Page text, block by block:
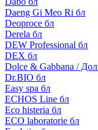
Daeng Gi Meo Ri бл
Deoproce бл
Derela бл
DEW Professional бл
DEX бл
Dolce & Gabbana /
Dr.BIO бл
Easy spa бл
ECHOS Line бл
Eco histeria бл
ECO laboratorie бл